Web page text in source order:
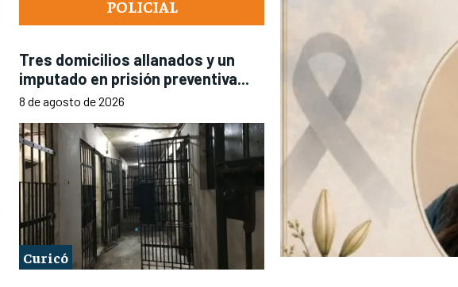
POLICIAL
Tres domicilios allanados y un
imputado en prisión preventiva...
8 de agosto de 2026
Curicó